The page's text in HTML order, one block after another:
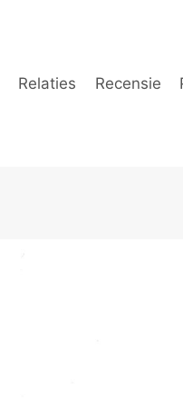
Relaties Recensie